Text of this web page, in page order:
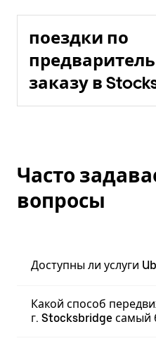
поездки по
заказу в
Часто
вопросы
Доступны ли услуги
Какой способ
г. Stocksbridge